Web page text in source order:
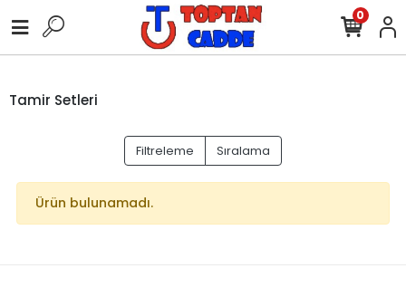
0
Tamir Setleri
Filtreleme Sıralama
Ürün bulunamadı.